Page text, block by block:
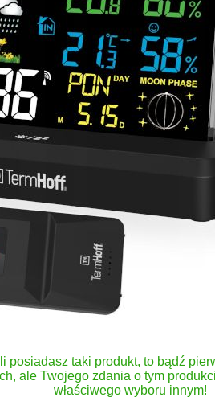
posiadasz taki produkt, to bądź
ale Twojego zdania o tym
właściwego wyboru innym!